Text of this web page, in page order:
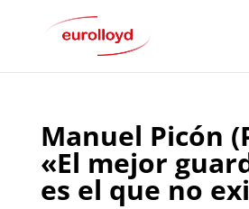
Manuel Picón
«El mejor
es el que no